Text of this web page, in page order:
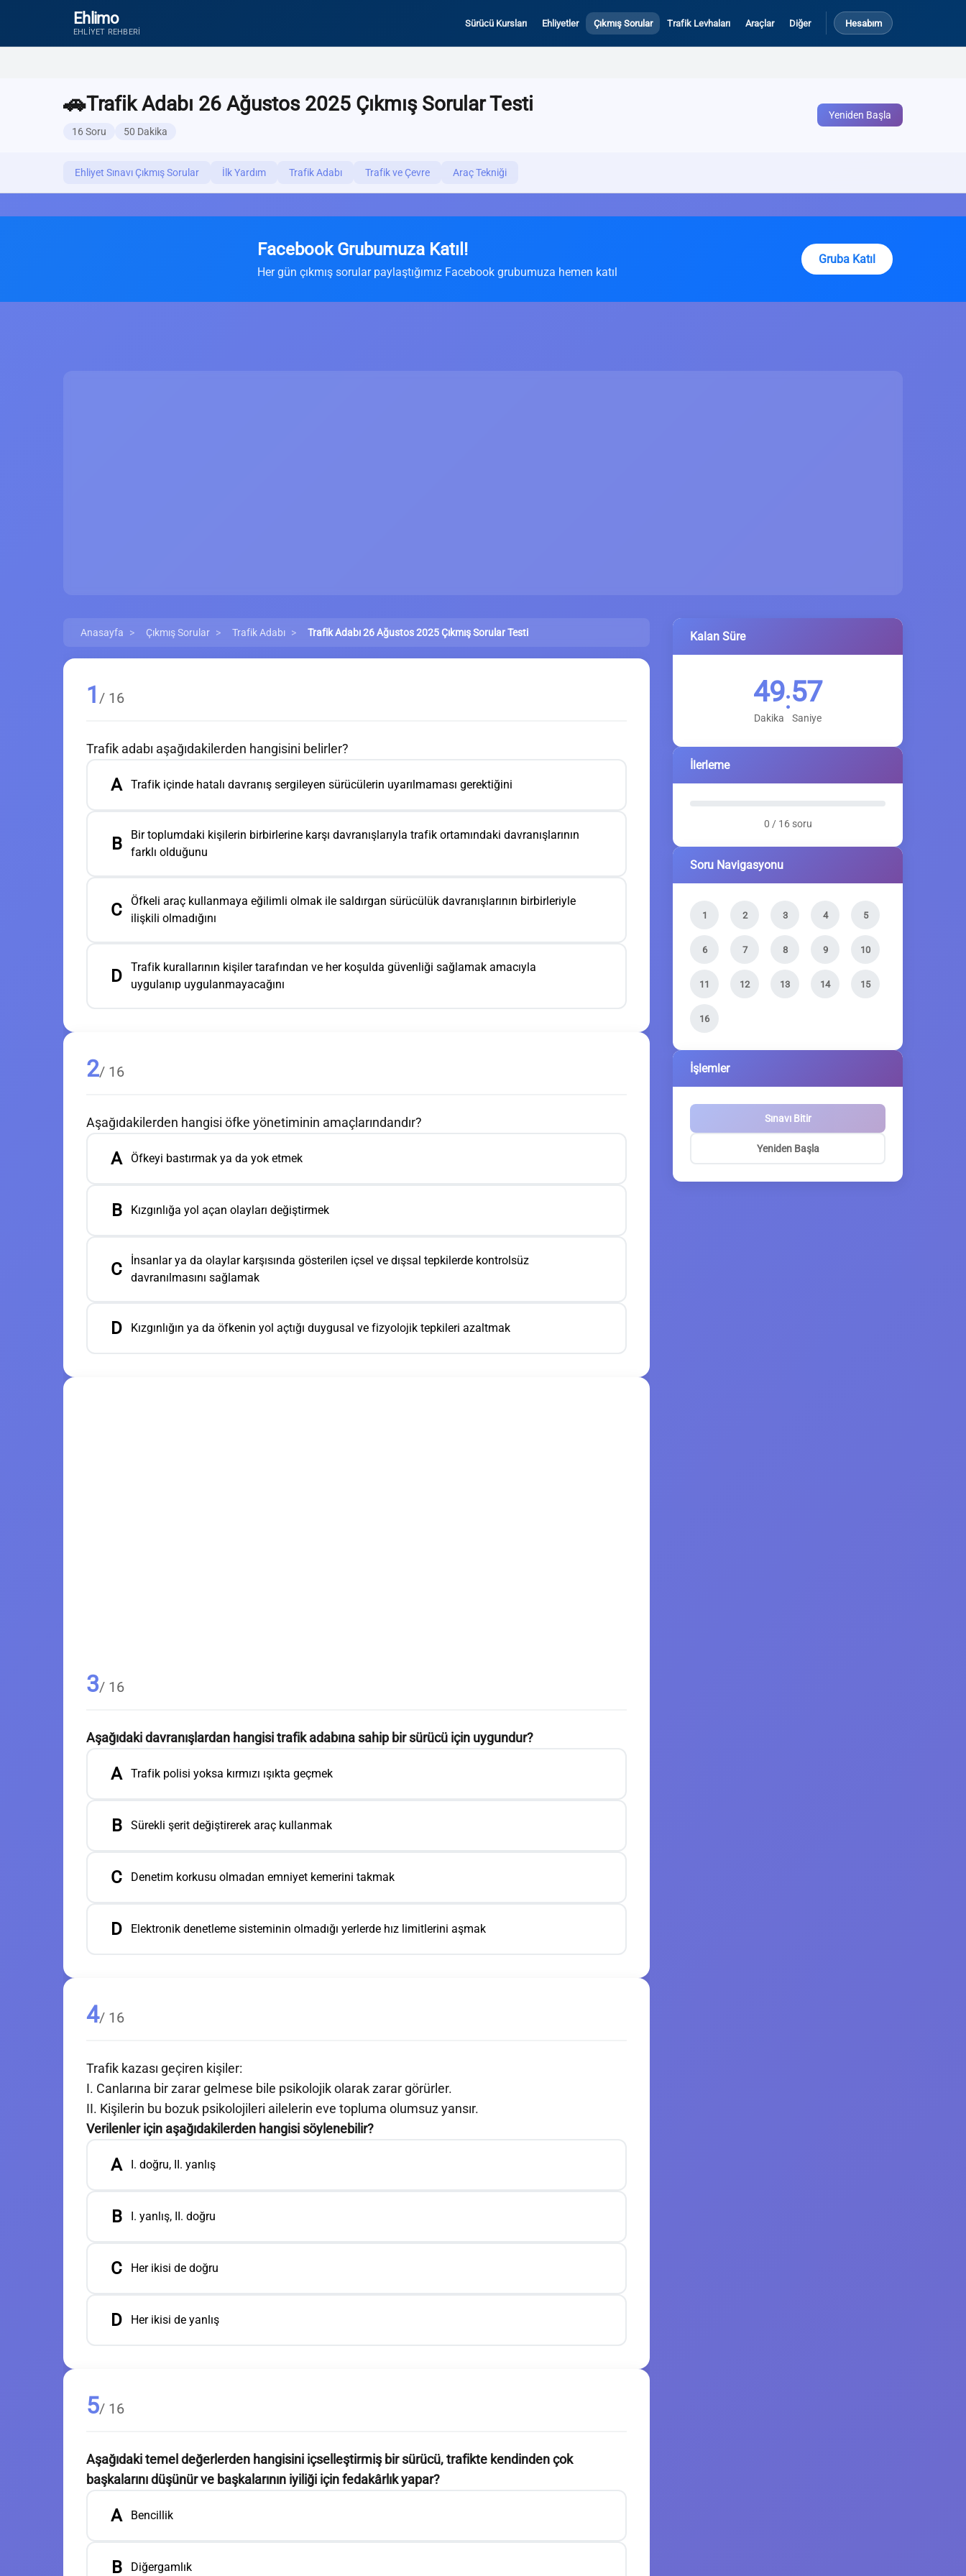
Ehlimo
EHLIYET REHBERI
Sürücü Kursları Ehliyetler Çıkmış Sorular Trafik Levhaları Araçlar Diğer Hesabım
🚗Trafik Adabı 26 Ağustos 2025 Çıkmış Sorular Testi
16 Soru 50 Dakika
Yeniden Başla
Ehliyet Sınavı Çıkmış Sorular İlk Yardım Trafik Adabı Trafik ve Çevre Araç Tekniği
Facebook Grubumuza Katıl!
Her gün çıkmış sorular paylaştığımız Facebook grubumuza hemen katıl
Gruba Katıl
Anasayfa Çıkmış Sorular Trafik Adabı Trafik Adabı 26 Ağustos 2025 Çıkmış Sorular Testi
1 / 16
Trafik adabı aşağıdakilerden hangisini belirler?
A Trafik içinde hatalı davranış sergileyen sürücülerin uyarılmaması gerektiğini
B
Bir toplumdaki kişilerin birbirlerine karşı davranışlarıyla trafik ortamındaki davranışlarının
farklı olduğunu
C
Öfkeli araç kullanmaya eğilimli olmak ile saldırgan sürücülük davranışlarının birbirleriyle
ilişkili olmadığını
D
Trafik kurallarının kişiler tarafından ve her koşulda güvenliği sağlamak amacıyla
uygulanıp uygulanmayacağını
2/ 16
Aşağıdakilerden hangisi öfke yönetiminin amaçlarındandır?
A Öfkeyi bastırmak ya da yok etmek
B Kızgınlığa yol açan olayları değiştirmek
C
İnsanlar ya da olaylar karşısında gösterilen içsel ve dışsal tepkilerde kontrolsüz
davranılmasını sağlamak
D Kızgınlığın ya da öfkenin yol açtığı duygusal ve fizyolojik tepkileri azaltmak
3/ 16
Aşağıdaki davranışlardan hangisi trafik adabına sahip bir sürücü için uygundur?
A Trafik polisi yoksa kırmızı ışıkta geçmek
B Sürekli şerit değiştirerek araç kullanmak
C Denetim korkusu olmadan emniyet kemerini takmak
D Elektronik denetleme sisteminin olmadığı yerlerde hız limitlerini aşmak
4/ 16
Trafik kazası geçiren kişiler:
I. Canlarına bir zarar gelmese bile psikolojik olarak zarar görürler.
II. Kişilerin bu bozuk psikolojileri ailelerin eve topluma olumsuz yansır.
Verilenler için aşağıdakilerden hangisi söylenebilir?
A I. doğru, II. yanlış
B I. yanlış, II. doğru
C Her ikisi de doğru
D Her ikisi de yanlış
5/ 16
Aşağıdaki temel değerlerden hangisini içselleştirmiş bir sürücü, trafikte kendinden çok
başkalarını düşünür ve başkalarının iyiliği için fedakârlık yapar?
A Bencillik
B Diğergamlık
Kalan Süre
49
Dakika
:56
Saniye
İlerleme
0 / 16 soru
Soru Navigasyonu
1 2 3 4 5
6 7 8 9 10
11 12 13 14 15
16
İşlemler
Sınavı Bitir
Yeniden Başla